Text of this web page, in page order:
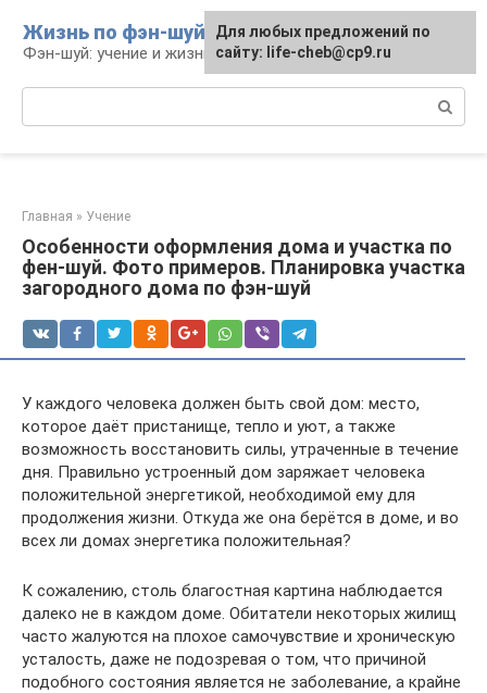
контенту
Жизнь по фэн-шуй
Фэн-шуй: учение и жизнь
Главная » Учение
Особенности оформления дома и участка по
фен-шуй. Фото примеров. Планировка участка
загородного дома по фэн-шуй
У каждого человека должен быть свой дом: место,
которое даёт пристанище, тепло и уют, а также
возможность восстановить силы, утраченные в течение
дня. Правильно устроенный дом заряжает человека
положительной энергетикой, необходимой ему для
продолжения жизни. Откуда же она берётся в доме, и во
всех ли домах энергетика положительная?
К сожалению, столь благостная картина наблюдается
далеко не в каждом доме. Обитатели некоторых жилищ
часто жалуются на плохое самочувствие и хроническую
усталость, даже не подозревая о том, что причиной
подобного состояния является не заболевание, а крайне
Для любых предложений по
сайту: life-cheb@cp9.ru
Для любых предложений по
сайту: life-cheb@cp9.ru